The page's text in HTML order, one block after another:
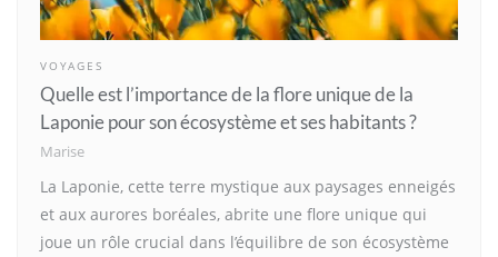
VOYAGES
Quelle est l’importance de la flore unique de la
Laponie pour son écosystème et ses habitants ?
Marise
La Laponie, cette terre mystique aux paysages enneigés
et aux aurores boréales, abrite une flore unique qui
joue un rôle crucial dans l’équilibre de son écosystème